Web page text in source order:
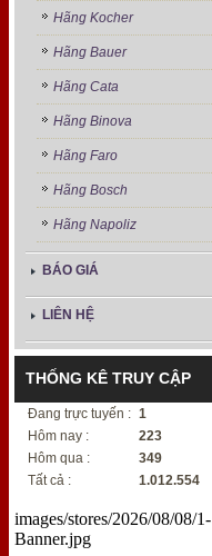
Hãng Kocher
Hãng Bauer
Hãng Cata
Hãng Binova
Hãng Faro
Hãng Bosch
Hãng Napoliz
BÁO GIÁ
LIÊN HỆ
THỐNG KÊ TRUY CẬP
Đang trực tuyến : 1
Hôm nay :
223
Hôm qua :
349
Tất cả :
1.012.554
images/stores/2026/08/08/1-
Banner.jpg